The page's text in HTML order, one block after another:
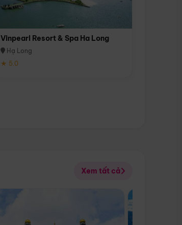
Vinpearl Resort & Spa Ha Long
Hạ Long
★ 5.0
Xem tất cả